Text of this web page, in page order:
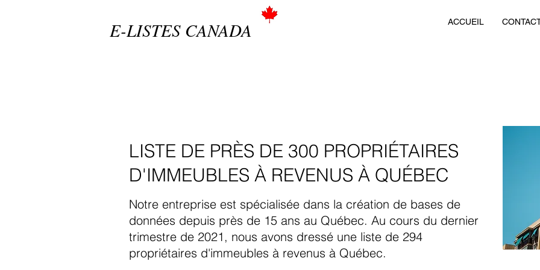
E-LISTES CANADA ACCUEIL
LISTE DE PRÈS DE 300 PROPRIÉTAIRES
D'IMMEUBLES À REVENUS À QUÉBEC
Notre entreprise est spécialisée dans la création de bases de
données depuis près de 15 ans au Québec. Au cours du dernier
trimestre de 2021, nous avons dressé une liste de 294
propriétaires d'immeubles à revenus à Québec.